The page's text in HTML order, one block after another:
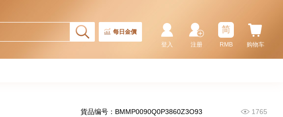
每日金價
购物车
简
RMB
注册
登入
貨品编号：BMMP0090Q0P3860Z3O93 1765
国米圈 蓝针
155,000.00